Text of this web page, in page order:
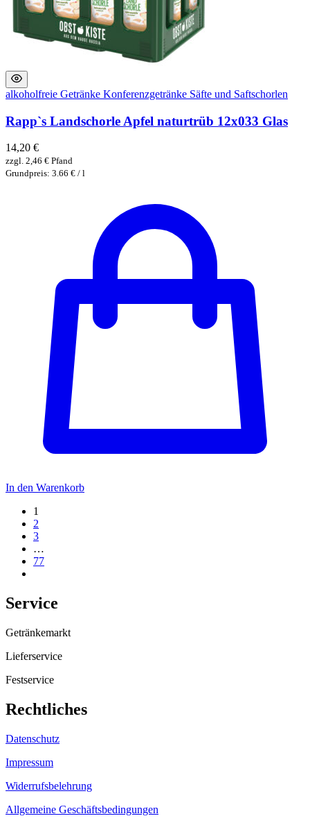
alkoholfreie Getränke Konferenzgetränke Säfte und Saftschorlen
Rapp`s Landschorle Apfel naturtrüb 12x033 Glas
14,20 €
zzgl. 2,46 € Pfand
Grundpreis: 3.66 € / l
In den Warenkorb
1
2
3
…
77
Service
Getränkemarkt
Lieferservice
Festservice
Rechtliches
Datenschutz
Impressum
Widerrufsbelehrung
Allgemeine Geschäftsbedingungen